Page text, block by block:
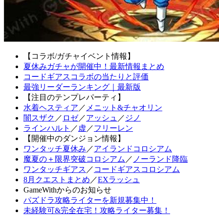
【コラボ/ガチャイベント情報】
夏休みガチャが開催中！最新情報まとめ
コードギアスコラボの当たりと評価
最強リーダーランキング｜最新版
【注目のテンプレパーティ】
水着ヘスティア ／ メニット&チャオリン
闇スザク ／ ロゼ／アッシュ ／ ジノ
ラインハルト ／ 虚 ／フリーレン
【開催中のダンジョン情報】
ワンタッチ夏休み ／アイランドコロシアム
魔夏の＋限界突破コロシアム ／ ノーランド降臨
ワンタッチギアス ／ コードギアスコロシアム
8月クエストまとめ ／EXラッシュ
GameWithからのお知らせ
パズドラ攻略ライターを新規募集中！
未経験可&完全在宅！攻略ライター募集！